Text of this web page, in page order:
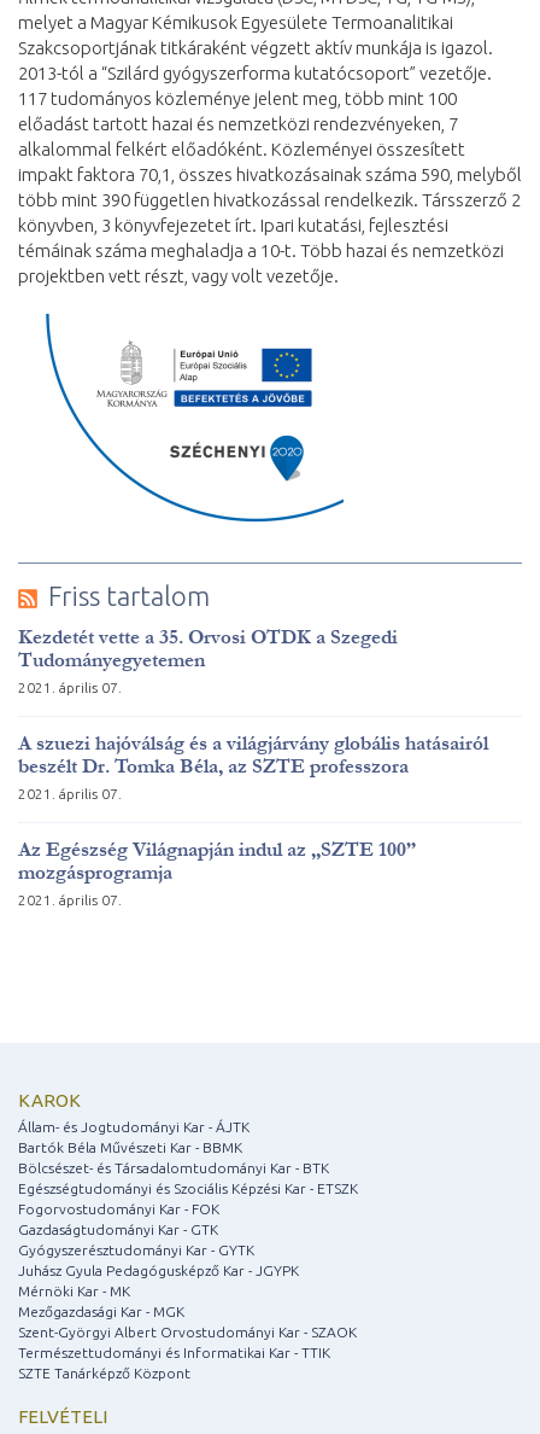
melyet a Magyar Kémikusok Egyesülete Termoanalitikai
Szakcsoportjának titkáraként végzett aktív munkája is igazol.
2013-tól a “Szilárd gyógyszerforma kutatócsoport” vezetője.
117 tudományos közleménye jelent meg, több mint 100
előadást tartott hazai és nemzetközi rendezvényeken, 7
alkalommal felkért előadóként. Közleményei összesített
impakt faktora 70,1, összes hivatkozásainak száma 590, melyből
több mint 390 független hivatkozással rendelkezik. Társszerző 2
könyvben, 3 könyvfejezetet írt. Ipari kutatási, fejlesztési
témáinak száma meghaladja a 10-t. Több hazai és nemzetközi
projektben vett részt, vagy volt vezetője.
Friss tartalom
Kezdetét vette a 35. Orvosi OTDK a Szegedi
Tudományegyetemen
2021. április 07.
A szuezi hajóválság és a világjárvány globális hatásairól
beszélt Dr. Tomka Béla, az SZTE professzora
2021. április 07.
Az Egészség Világnapján indul az „SZTE 100”
mozgásprogramja
2021. április 07.
KAROK
Állam- és Jogtudományi Kar - ÁJTK
Bartók Béla Művészeti Kar - BBMK
Bölcsészet- és Társadalomtudományi Kar - BTK
Egészségtudományi és Szociális Képzési Kar - ETSZK
Fogorvostudományi Kar - FOK
Gazdaságtudományi Kar - GTK
Gyógyszerésztudományi Kar - GYTK
Juhász Gyula Pedagógusképző Kar - JGYPK
Mérnöki Kar - MK
Mezőgazdasági Kar - MGK
Szent-Györgyi Albert Orvostudományi Kar - SZAOK
Természettudományi és Informatikai Kar - TTIK
SZTE Tanárképző Központ
FELVÉTELI